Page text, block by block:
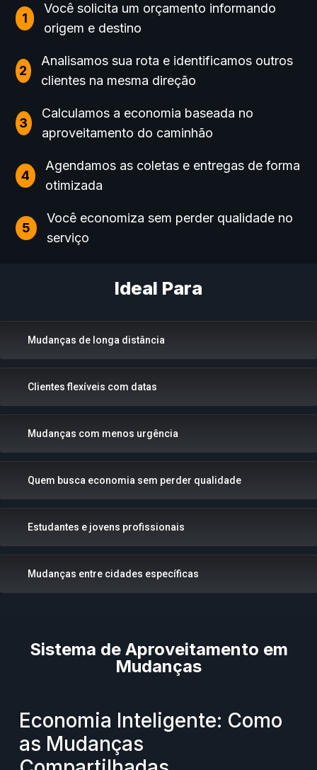
1
Você solicita um orçamento informando
origem e destino
2
Analisamos sua rota e identificamos outros
clientes na mesma direção
3
Calculamos a economia baseada no
aproveitamento do caminhão
4
Agendamos as coletas e entregas de forma
otimizada
5
Você economiza sem perder qualidade no
serviço
Ideal Para
Mudanças de longa distância
Clientes flexíveis com datas
Mudanças com menos urgência
Quem busca economia sem perder qualidade
Estudantes e jovens profissionais
Mudanças entre cidades específicas
Sistema de Aproveitamento em
Mudanças
Economia Inteligente: Como
as Mudanças